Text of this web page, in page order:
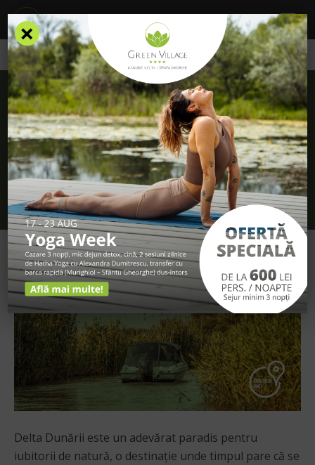
/ Blog / 5 Activități outdoor pe care trebuie să le încerci în Delta
Dunării, la Green Village 4* Resort
5 Activități outdoor pe care trebuie să le
încerci în Delta Dunării, la Green Village 4*
Resort
Delta Dunării este un adevărat paradis pentru
iubitorii de natură, o destinație unde timpul pare că se
×